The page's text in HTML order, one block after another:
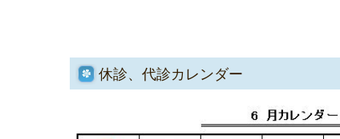
休診、代診カレンダー